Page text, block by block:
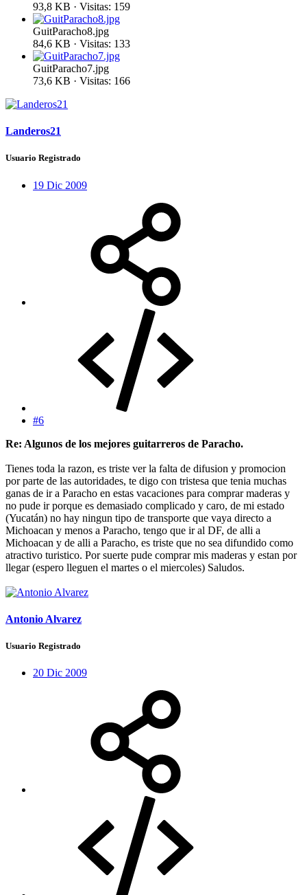
93,8 KB · Visitas: 159
GuitParacho8.jpg
84,6 KB · Visitas: 133
GuitParacho7.jpg
73,6 KB · Visitas: 166
Landeros21
Usuario Registrado
19 Dic 2009
#6
Re: Algunos de los mejores guitarreros de Paracho.
Tienes toda la razon, es triste ver la falta de difusion y promocion
por parte de las autoridades, te digo con tristesa que tenia muchas
ganas de ir a Paracho en estas vacaciones para comprar maderas y
no pude ir porque es demasiado complicado y caro, de mi estado
(Yucatán) no hay ningun tipo de transporte que vaya directo a
Michoacan y menos a Paracho, tengo que ir al DF, de alli a
Michoacan y de alli a Paracho, es triste que no sea difundido como
atractivo turistico. Por suerte pude comprar mis maderas y estan por
llegar (espero lleguen el martes o el miercoles) Saludos.
Antonio Alvarez
Usuario Registrado
20 Dic 2009